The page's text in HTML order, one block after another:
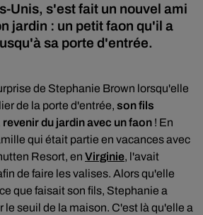
Unis, s'est fait un nouvel ami
jardin : un petit faon qu'il a
sa porte d'entrée.
de Stephanie Brown lorsqu'elle
de la porte d'entrée, son fils
du jardin avec un faon ! En
qui était partie en vacances avec
Resort, en Virginie, l'avait
de faire les valises. Alors qu'elle
que faisait son fils, Stephanie a
le seuil de la maison. C'est là qu'elle a